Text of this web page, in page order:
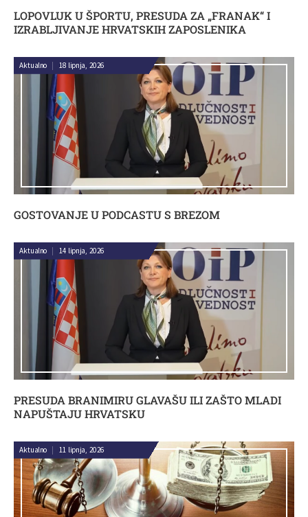
LOPOVLUK U ŠPORTU, PRESUDA ZA „FRANAK“ I
IZRABLJIVANJE HRVATSKIH ZAPOSLENIKA
GOSTOVANJE U PODCASTU S BREZOM
Aktualno | 18 lipnja, 2026
PRESUDA BRANIMIRU GLAVAŠU ILI ZAŠTO MLADI
NAPUŠTAJU HRVATSKU
Aktualno | 14 lipnja, 2026
Aktualno | 11 lipnja, 2026